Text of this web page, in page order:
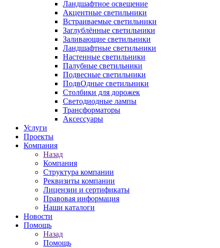
Ландшафтное освещение
Акцентные светильники
Встраиваемые светильники
Заглублённые светильники
Заливающие светильники
Ландшафтные светильники
Настенные светильники
Палубные светильники
Подвесные светильники
ПодвОдные светильники
Столбики для дорожек
Светодиодные лампы
Трансформаторы
Аксессуары
Услуги
Проекты
Компания
Назад
Компания
Структура компании
Реквизиты компании
Лицензии и сертификаты
Правовая информация
Наши каталоги
Новости
Помощь
Назад
Помощь